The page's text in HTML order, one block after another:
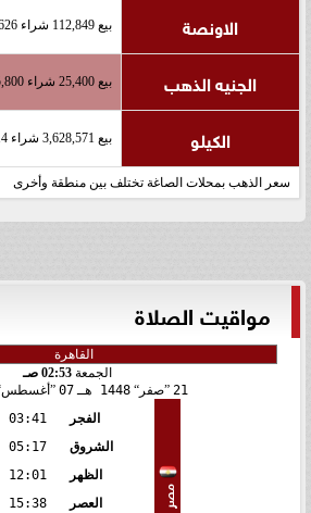
الاونصة بيع 112,849 شراء 114,626
الجنيه الذهب بيع 25,400 شراء 25,800
الكيلو بيع 3,628,571 شراء 3,685,714
سعر الذهب بمحلات الصاغة تختلف بين منطقة وأخرى
مواقيت الصلاة
الجمعة 02:53 صـ
21 صفر 1448 هـ 07 أغسطس
مصر
الفجر
03:41
الشروق
05:17
الظهر
12:01
العصر
15:38